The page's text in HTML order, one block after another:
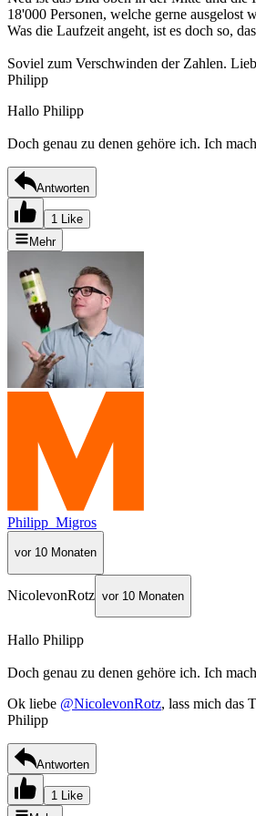
18'000 Personen, welche gerne
Was die Laufzeit angeht, ist es doch so,
Soviel zum Verschwinden der Zahlen.
Philipp
Hallo Philipp
Doch genau zu denen gehöre ich. Ich
Antworten
1 Like
Mehr
Philipp_Migros
vor 10 Monaten
NicolevonRotz vor 10 Monaten
Hallo Philipp
Doch genau zu denen gehöre ich. Ich
Ok liebe @NicolevonRotz, lass mich das
Philipp
Antworten
1 Like